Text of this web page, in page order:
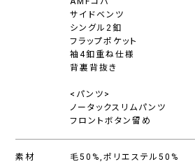
サイドベンツ
シングル2釦
フラップポケット
袖4釦重ね仕様
背裏背抜き
<パンツ>
ノータックスリムパンツ
フロントボタン留め
素材 毛50%,ポリエステル50%